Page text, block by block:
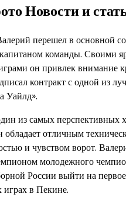
Новости и
перешел в основной
капитаном команды. Своими
он привлек внимание
контракт с одной из
Уайлд».
из самых перспективных
отличным
и чувством ворот.
молодежного
России выйти на
в Пекине.